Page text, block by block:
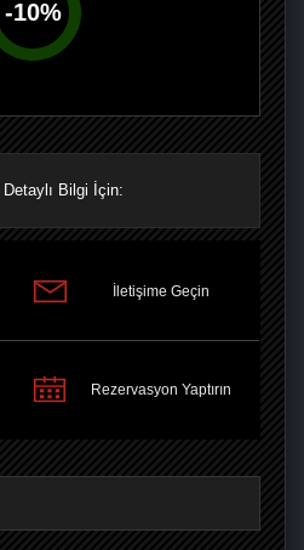
-10%
Bilgi İçin:
İletişime Geçin
Rezervasyon Yaptırın